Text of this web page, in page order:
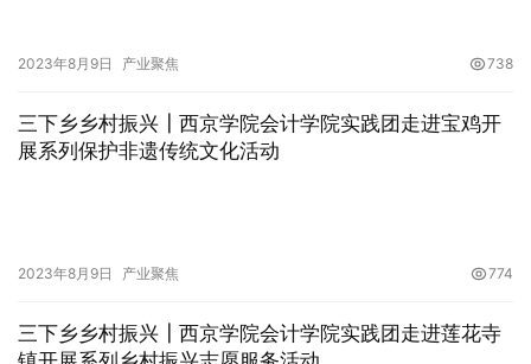
2023年8月9日 产业聚焦 738
三下乡乡村振兴┃西京学院会计学院实践团走进宝鸡开
展系列保护非遗传统文化活动
2023年8月9日 产业聚焦 774
三下乡乡村振兴┃西京学院会计学院实践团走进莲花寺